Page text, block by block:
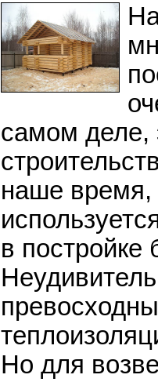
самом деле,
наше время,
в постройке
Но для